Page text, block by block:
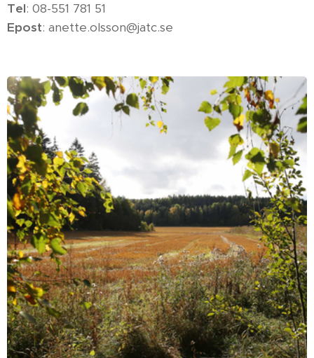
Tel: 08-551 781 51
Epost: anette.olsson@jatc.se